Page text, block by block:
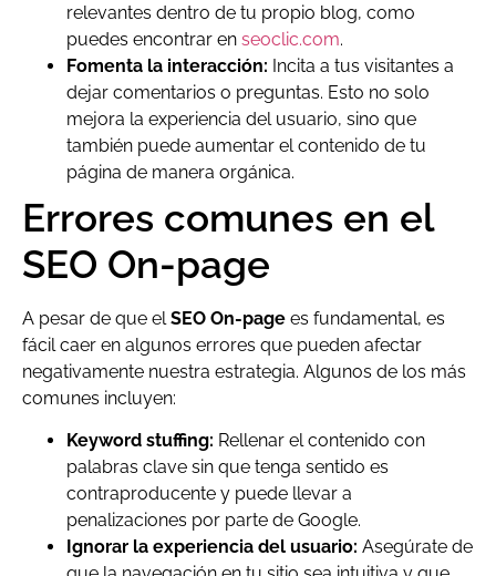
relevantes dentro de tu propio blog, como
puedes encontrar en seoclic.com.
Fomenta la interacción: Incita a tus visitantes a
dejar comentarios o preguntas. Esto no solo
mejora la experiencia del usuario, sino que
también puede aumentar el contenido de tu
página de manera orgánica.
Errores comunes en el
SEO On-page
A pesar de que el SEO On-page es fundamental, es
fácil caer en algunos errores que pueden afectar
negativamente nuestra estrategia. Algunos de los más
comunes incluyen:
Keyword stuffing: Rellenar el contenido con
palabras clave sin que tenga sentido es
contraproducente y puede llevar a
penalizaciones por parte de Google.
Ignorar la experiencia del usuario: Asegúrate de